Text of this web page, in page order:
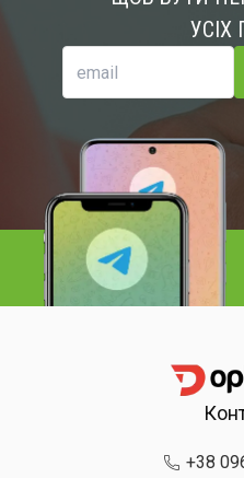
УСІХ
+38